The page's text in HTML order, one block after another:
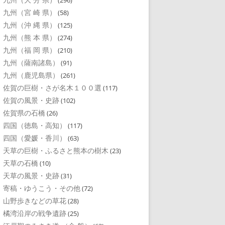
九州（宮 崎 県） (58)
九州（沖 縄 県） (125)
九州（熊 本 県） (274)
九州（福 岡 県） (210)
九州（薩南諸島） (91)
九州（鹿児島県） (261)
佐賀の巨樹・さが名木１００選 (117)
佐賀の風景・史跡(102)
佐賀県の石橋 (26)
四国（徳島・高知） (117)
四国（愛媛・香川） (63)
天草の巨樹・ふるさと熊本の樹木 (23)
天草の石橋 (10)
天草の風景・史跡(31)
寄稿・ゆうこう・その他(72)
山野歩きなどの草花(28)
橘湾沿岸の戦争遺跡(25)